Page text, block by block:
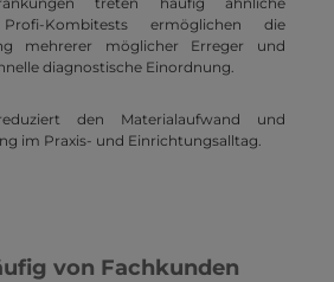
Kombitests ermöglichen die
mehrerer möglicher Erreger und
diagnostische Einordnung.
den Materialaufwand und
im Praxis- und Einrichtungsalltag.
von Fachkunden